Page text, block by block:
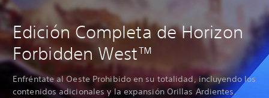
Edición Completa de Horizon
Forbidden West™
Enfréntate al Oeste Prohibido en su totalidad, incluyendo los
contenidos adicionales y la expansión Orillas Ardientes.